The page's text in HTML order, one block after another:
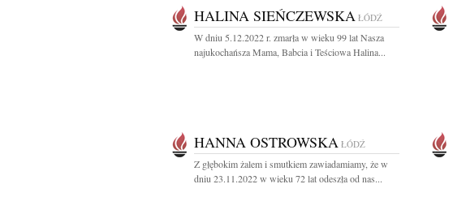
HALINA SIEŃCZEWSKA ŁÓDŹ
W dniu 5.12.2022 r. zmarła w wieku 99 lat Nasza
najukochańsza Mama, Babcia i Teściowa Halina...
HANNA OSTROWSKA ŁÓDŹ
Z głębokim żalem i smutkiem zawiadamiamy, że w
dniu 23.11.2022 w wieku 72 lat odeszła od nas...